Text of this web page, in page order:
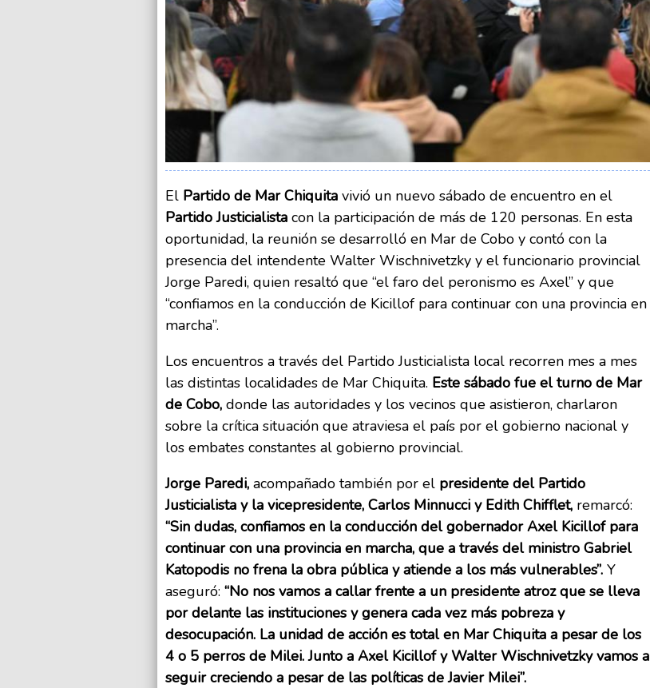
El Partido de Mar Chiquita vivió un nuevo sábado de encuentro en el
Partido Justicialista con la participación de más de 120 personas. En esta
oportunidad, la reunión se desarrolló en Mar de Cobo y contó con la
presencia del intendente Walter Wischnivetzky y el funcionario provincial
Jorge Paredi, quien resaltó que “el faro del peronismo es Axel” y que
“confiamos en la conducción de Kicillof para continuar con una provincia en
marcha”.
Los encuentros a través del Partido Justicialista local recorren mes a mes
las distintas localidades de Mar Chiquita. Este sábado fue el turno de Mar
de Cobo, donde las autoridades y los vecinos que asistieron, charlaron
sobre la crítica situación que atraviesa el país por el gobierno nacional y
los embates constantes al gobierno provincial.
Jorge Paredi, acompañado también por el presidente del Partido
Justicialista y la vicepresidente, Carlos Minnucci y Edith Chifflet, remarcó:
“Sin dudas, confiamos en la conducción del gobernador Axel Kicillof para
continuar con una provincia en marcha, que a través del ministro Gabriel
Katopodis no frena la obra pública y atiende a los más vulnerables”. Y
aseguró: “No nos vamos a callar frente a un presidente atroz que se lleva
por delante las instituciones y genera cada vez más pobreza y
desocupación. La unidad de acción es total en Mar Chiquita a pesar de los
4 o 5 perros de Milei. Junto a Axel Kicillof y Walter Wischnivetzky vamos a
seguir creciendo a pesar de las políticas de Javier Milei”.